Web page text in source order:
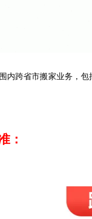
内跨省市搬家业务，
：